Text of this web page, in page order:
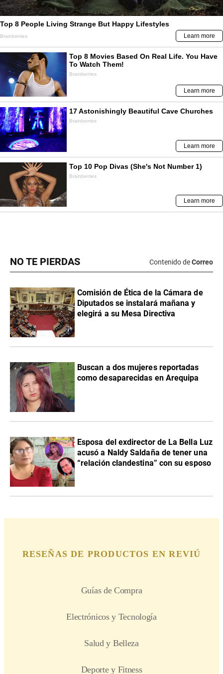
NO TE PIERDAS Contenido deCorreo
Comisión de Ética de la Cámara de
Diputados se instalará mañana y
elegirá a su Mesa Directiva
Buscan a dos mujeres reportadas
como desaparecidas en Arequipa
Esposa del exdirector de La Bella Luz
acusó a Naldy Saldaña de tener una
“relación clandestina” con su esposo